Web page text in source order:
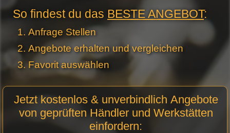
So findest du das BESTE ANGEBOT:
Anfrage Stellen
Angebote erhalten und vergleichen
Favorit auswählen
Anfrage
Stellen -
Jetzt kostenlos & unverbindlich Angebote
von geprüften Händler und Werkstätten
einfordern: